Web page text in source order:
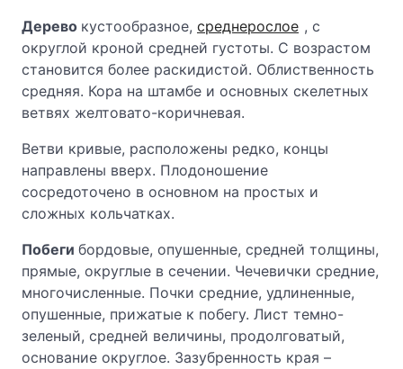
Дерево кустообразное, среднерослое , с
округлой кроной средней густоты. С возрастом
становится более раскидистой. Облиственность
средняя. Кора на штамбе и основных скелетных
ветвях желтовато-коричневая.
Ветви кривые, расположены редко, концы
направлены вверх. Плодоношение
сосредоточено в основном на простых и
сложных кольчатках.
Побеги бордовые, опушенные, средней толщины,
прямые, округлые в сечении. Чечевички средние,
многочисленные. Почки средние, удлиненные,
опушенные, прижатые к побегу. Лист темно-
зеленый, средней величины, продолговатый,
основание округлое. Зазубренность края –